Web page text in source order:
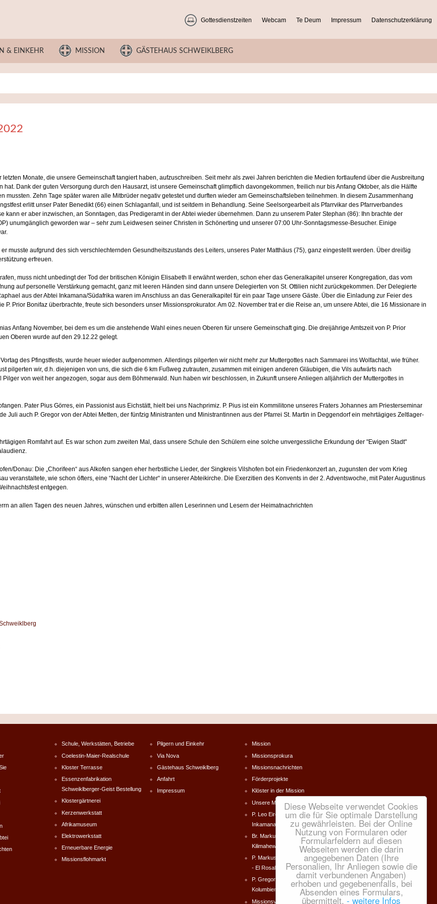
Diese Webseite verwendet Cookies
um die für Sie optimale Darstellung
zu gewährleisten. Bei der Online
Nutzung von Formularen oder
Formularfeldern auf diesen
Webseiten werden die darin
angegebenen Daten (Ihre
Personalien, Ihr Anliegen sowie die
damit verbundenen Angaben)
erhoben und gegebenenfalls, bei
Absenden eines Formulars,
übermittelt. - weitere Infos
Gottesdienstzeiten Webcam Te Deum Impressum Datenschutzerklärung
& EINKEHR MISSION GÄSTEHAUS SCHWEIKLBERG
Monate, die unsere Gemeinschaft tangiert haben, aufzuschreiben. Seit mehr als zwei Jahren berichten die Medien fortlaufend über die Ausbreitung
Dank der guten Versorgung durch den Hausarzt, ist unsere Gemeinschaft glimpflich davongekommen, freilich nur bis Anfang Oktober, als die Hälfte
Zehn Tage später waren alle Mitbrüder negativ getestet und durften wieder am Gemeinschaftsleben teilnehmen. In diesem Zusammenhang
erlitt unser Pater Benedikt (66) einen Schlaganfall, und ist seitdem in Behandlung. Seine Seelsorgearbeit als Pfarrvikar des Pfarrverbandes
er aber inzwischen, an Sonntagen, das Predigeramt in der Abtei wieder übernehmen. Dann zu unserem Pater Stephan (86): Ihn brachte der
unumgänglich geworden war – sehr zum Leidwesen seiner Christen in Schönerting und unserer 07:00 Uhr-Sonntagsmesse-Besucher. Einige
musste aufgrund des sich verschlechternden Gesundheitszustands des Leiters, unseres Pater Matthäus (75), ganz eingestellt werden. Über dreißig
erfreuen.
muss nicht unbedingt der Tod der britischen Königin Elisabeth II erwähnt werden, schon eher das Generalkapitel unserer Kongregation, das vom
auf personelle Verstärkung gemacht, ganz mit leeren Händen sind dann unsere Delegierten von St. Ottilien nicht zurückgekommen. Der Delegierte
aus der Abtei Inkamana/Südafrika waren im Anschluss an das Generalkapitel für ein paar Tage unsere Gäste. Über die Einladung zur Feier des
Prior Bonifaz überbrachte, freute sich besonders unser Missionsprokurator. Am 02. November trat er die Reise an, um unsere Abtei, die 16 Missionare in
Anfang November, bei dem es um die anstehende Wahl eines neuen Oberen für unsere Gemeinschaft ging. Die dreijährige Amtszeit von P. Prior
Oberen wurde auf den 29.12.22 gelegt.
des Pfingstfests, wurde heuer wieder aufgenommen. Allerdings pilgerten wir nicht mehr zur Muttergottes nach Sammarei ins Wolfachtal, wie früher.
pilgerten wir, d.h. diejenigen von uns, die sich die 6 km Fußweg zutrauten, zusammen mit einigen anderen Gläubigen, die Vils aufwärts nach
von weit her angezogen, sogar aus dem Böhmerwald. Nun haben wir beschlossen, in Zukunft unsere Anliegen alljährlich der Muttergottes in
Pater Pius Görres, ein Passionist aus Eichstätt, hielt bei uns Nachprimiz. P. Pius ist ein Kommilitone unseres Fraters Johannes am Priesterseminar
Juli auch P. Gregor von der Abtei Metten, der fünfzig Ministranten und Ministrantinnen aus der Pfarrei St. Martin in Deggendorf ein mehrtägiges Zeltlager-
Romfahrt auf. Es war schon zum zweiten Mal, dass unsere Schule den Schülern eine solche unvergessliche Erkundung der "Ewigen Stadt"
Donau: Die „Chorifeen“ aus Alkofen sangen eher herbstliche Lieder, der Singkreis Vilshofen bot ein Friedenkonzert an, zugunsten der vom Krieg
wie schon öfters, eine “Nacht der Lichter“ in unserer Abteikirche. Die Exerzitien des Konvents in der 2. Adventswoche, mit Pater Augustinus
entgegen.
an allen Tagen des neuen Jahres, wünschen und erbitten allen Leserinnen und Lesern der Heimatnachrichten
Schule, Werkstätten, Betriebe
Coelestin-Maier-Realschule
Kloster Terrasse
Essenzenfabrikation
Schweiklberger-Geist Bestellung
Klostergärtnerei
Kerzenwerkstatt
Afrikamuseum
Elektrowerkstatt
Erneuerbare Energie
Missionsflohmarkt
Pilgern und Einkehr
Via Nova
Gästehaus Schweiklberg
Anfahrt
Impressum
Mission
Missionsprokura
Missionsnachrichten
Förderprojekte
Klöster in der Mission
Unsere Missionare
P. Leo Eireiner Südafrika -
Inkamana
Br. Markus Forster Tanzania -
Kilimahewa
P. Markus Dworschak Kolumbien
- El Rosal
P. Gregor Norbert Zeilinger
Kolumbien - El Rosal
Missionsverein e.V.